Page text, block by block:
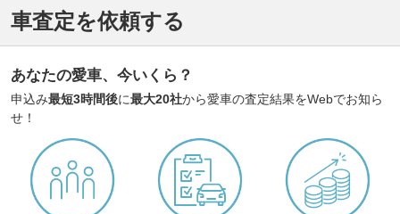
車査定を依頼する
あなたの愛車、今いくら？
申込み最短3時間後に最大20社から愛車の査定結果をWebでお知ら
せ！